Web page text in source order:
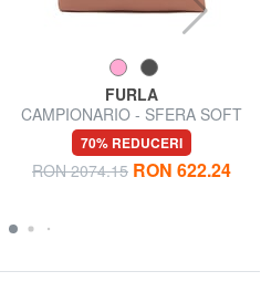
FURLA
CAMPIONARIO - SFERA SOFT
Geantă de umăr, piele,
fabricată în Italia
70% REDUCERI
RON 2074.15 RON 622.24